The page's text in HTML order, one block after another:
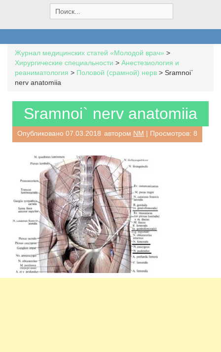
e
a
h
f
o
r
Журнал медицинских статей «Молодой врач» >
Хирургические специальности > Анестезиология и
реаниматология > Половой (срамной) нерв > Sramnoi`
nerv anatomiia
Sramnoi` nerv anatomiia
Опубликовано 07.03.2018 автором NM | Просмотров: 8